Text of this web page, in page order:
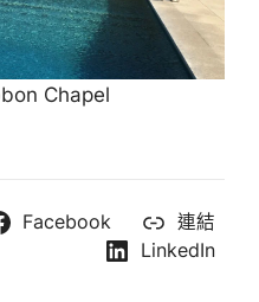
Chapel
Facebook
連結
LinkedIn